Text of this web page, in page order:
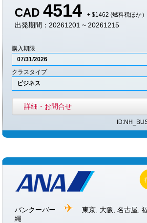
CAD 4514 + $1462 (燃料税ほか）
出発期間：20261201 ~ 20261215
購入期限
07/31/2026
クラスタイプ
ビジネス
詳細・お問合せ
バンクーバー
東京, 大阪, 名古屋,
縄